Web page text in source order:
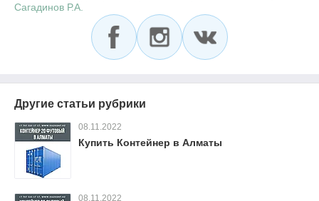
Сагадинов Р.А.
Другие статьи рубрики
08.11.2022
Купить Контейнер в Алматы
08.11.2022